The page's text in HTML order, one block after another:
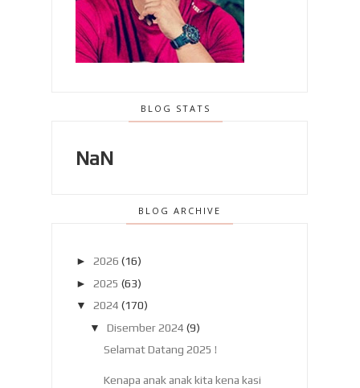
BLOG STATS
NaN
BLOG ARCHIVE
► 2026 (16)
► 2025 (63)
▼
2024 (170)
▼
Disember 2024 (9)
Selamat Datang 2025 !
Kenapa anak anak kita kena kasi